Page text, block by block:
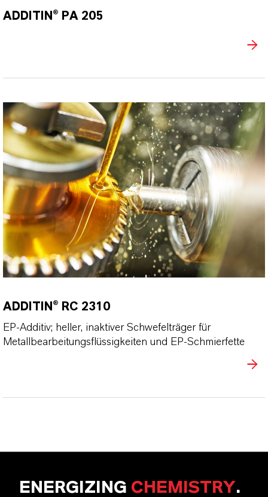
ADDITIN® PA 205
ADDITIN® RC 2310
EP-Additiv; heller, inaktiver Schwefelträger für
Metallbearbeitungsflüssigkeiten und EP-Schmierfette
ENERGIZING CHEMISTRY.